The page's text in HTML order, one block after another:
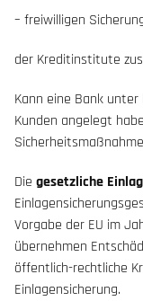
– freiwilligen
der Kreditinstitute
Kann eine Bank
Kunden angelegt
Die gesetzliche
Vorgabe der EU im
übernehmen
öffentlich-rechtliche
Einlagensicherung.